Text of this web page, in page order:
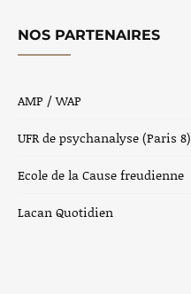
NOS PARTENAIRES
AMP / WAP
UFR de psychanalyse (Paris 8)
Ecole de la Cause freudienne
Lacan Quotidien